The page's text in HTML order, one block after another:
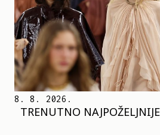
8. 8. 2026.
TRENUTNO